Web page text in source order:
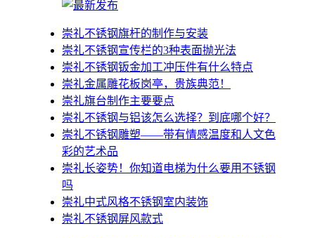
崇礼不锈钢旗杆的制作与安装
崇礼不锈钢宣传栏的3种表面抛光法
崇礼不锈钢钣金加工冲压件有什么特点
崇礼金属雕花板岗亭，贵族典范！
崇礼旗台制作主要要点
崇礼不锈钢与铝该怎么选择？到底哪个好？
崇礼不锈钢雕塑——带有情感温度和人文色
彩的艺术品
崇礼​长姿势！你知道电梯为什么要用不锈钢
吗
崇礼中式风格不锈钢室内装饰
崇礼不锈钢屏风款式